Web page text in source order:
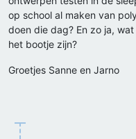
op school al maken van
doen die dag? En zo ja,
het bootje zijn?
Groetjes Sanne en Jarno